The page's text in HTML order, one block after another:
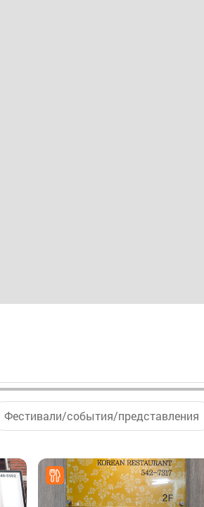
Фестивали/события/представления